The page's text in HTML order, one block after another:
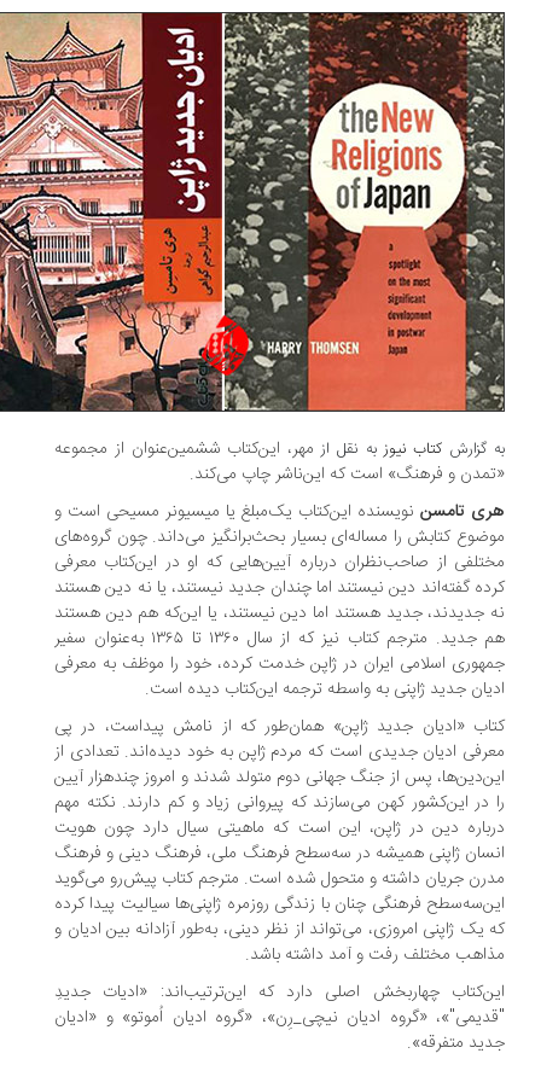
گزارش کتاب نیوز به نقل از مهر، این‌کتاب ششمین‌عنوان از مجموعه
و فرهنگ» است که این‌ناشر چاپ می‌کند.
تامسن نویسنده این‌کتاب یک‌مبلغ یا میسیونر مسیحی است و
کتابش را مساله‌ای بسیار بحث‌برانگیز می‌داند. چون گروه‌های
از صاحب‌نظران درباره آیین‌هایی که او در این‌کتاب معرفی
گفته‌اند دین نیستند اما چندان جدید نیستند، یا نه دین هستند
جدیدند، جدید هستند اما دین نیستند، یا این‌که هم دین هستند
هم جدید. مترجم کتاب نیز که از سال ۱۳۶۰ تا ۱۳۶۵ به‌عنوان سفیر
اسلامی ایران در ژاپن خدمت کرده، خود را موظف به معرفی
جدید ژاپنی به واسطه ترجمه این‌کتاب دیده است.
«ادیان جدید ژاپن» همان‌طور که از نامش پیداست، در پی
ادیان جدیدی است که مردم ژاپن به خود دیده‌اند. تعدادی از
پس از جنگ جهانی دوم متولد شدند و امروز چندهزار آیین
در این‌کشور کهن می‌سازند که پیروانی زیاد و کم دارند. نکته مهم
دین در ژاپن، این است که ماهیتی سیال دارد چون هویت
ژاپنی همیشه در سه‌سطح فرهنگ ملی، فرهنگ دینی و فرهنگ
جریان داشته و متحول شده است. مترجم کتاب پیش‌رو می‌گوید
فرهنگی چنان با زندگی روزمره ژاپنی‌ها سیالیت پیدا کرده
یک ژاپنی امروزی، می‌تواند از نظر دینی، به‌طور آزادانه بین ادیان و
مختلف رفت و آمد داشته باشد.
چهاربخش اصلی دارد که این‌ترتیب‌اند: «ادیات جدیدِ
«گروه ادیان نیچی_رِن»، «گروه ادیان اُموتو» و «ادیان
متفرقه».